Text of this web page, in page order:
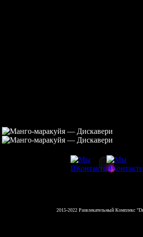
2015-2022 Развлекательный Комплекс